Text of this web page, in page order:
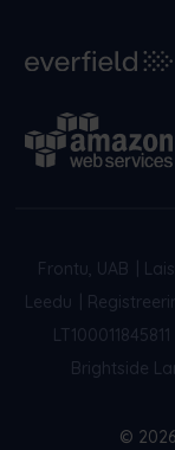
Frontu, UAB
Leedu
LT100011845811
Brightside
©